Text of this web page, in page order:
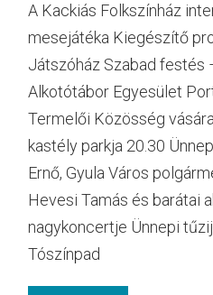
A Kackiás Folkszínház
mesejátéka Kiegészítő
Játszóház Szabad festés
Alkotótábor Egyesület
Termelői Közösség
kastély parkja 20.30
Ernő, Gyula Város
Hevesi Tamás és barátai
nagykoncertje Ünnepi
Tószínpad